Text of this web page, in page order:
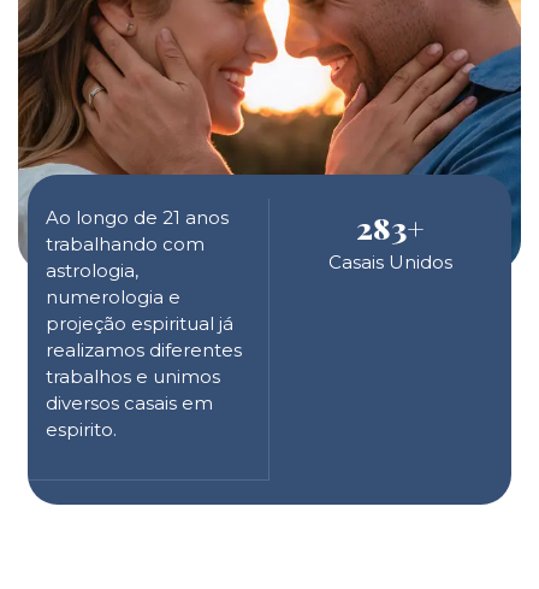
Ao longo de 21 anos
trabalhando com
astrologia,
numerologia e
projeção espiritual já
realizamos diferentes
trabalhos e unimos
diversos casais em
espirito.
283+
Casais Unidos